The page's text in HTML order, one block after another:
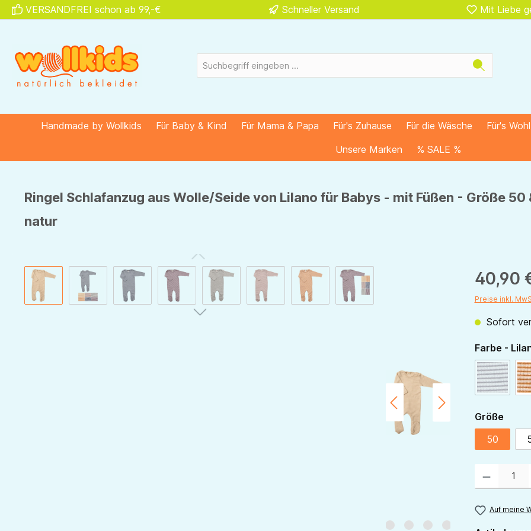
Zur Hauptnavigation springen
VERSANDFREI schon ab 99,-€ Schneller Versand Mit Liebe
Handmade by Wollkids Für Baby & Kind Für Mama & Papa Für's Zuhause Für die Wäsche Für's
Unsere Marken
% SALE %
Ringel Schlafanzug aus Wolle/Seide von Lilano für Babys - mit Füßen - Größe 50
natur
Bildergalerie überspringen 40,90
Preise inkl.
Sofort
Farbe -
beere-
(Diese
Größe
50
Auf meine